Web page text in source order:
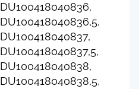
DU100418040836,
DU100418040836,5,
DU100418040837,
DU100418040837,5,
DU100418040838,
DU100418040838,5,